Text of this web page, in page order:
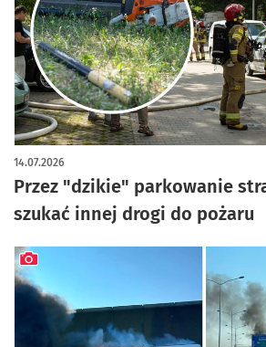
Przez "dzikie" parkowanie
szukać innej drogi do pożaru
14.07.2026
artykuł z galerią zdjęć